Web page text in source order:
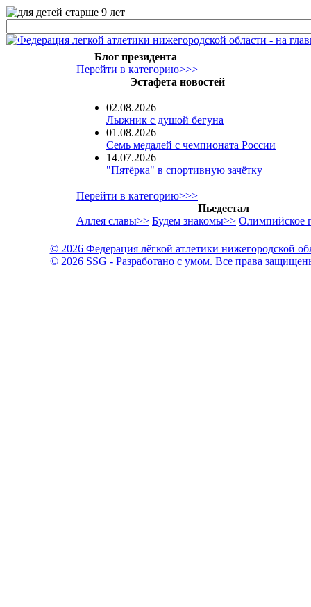
Блог президента
Перейти в категорию>>>
Эстафета новостей
02.08.2026
Лыжник с душой бегуна
01.08.2026
Семь медалей с чемпионата России
14.07.2026
"Пятёрка" в спортивную зачётку
Перейти в категорию>>>
Пьедестал
Аллея славы>> Будем знакомы>> Олимпийское
© 2026 Федерация лёгкой атлетики нижегородской
© 2026 SSG - Разработано с умом. Все права